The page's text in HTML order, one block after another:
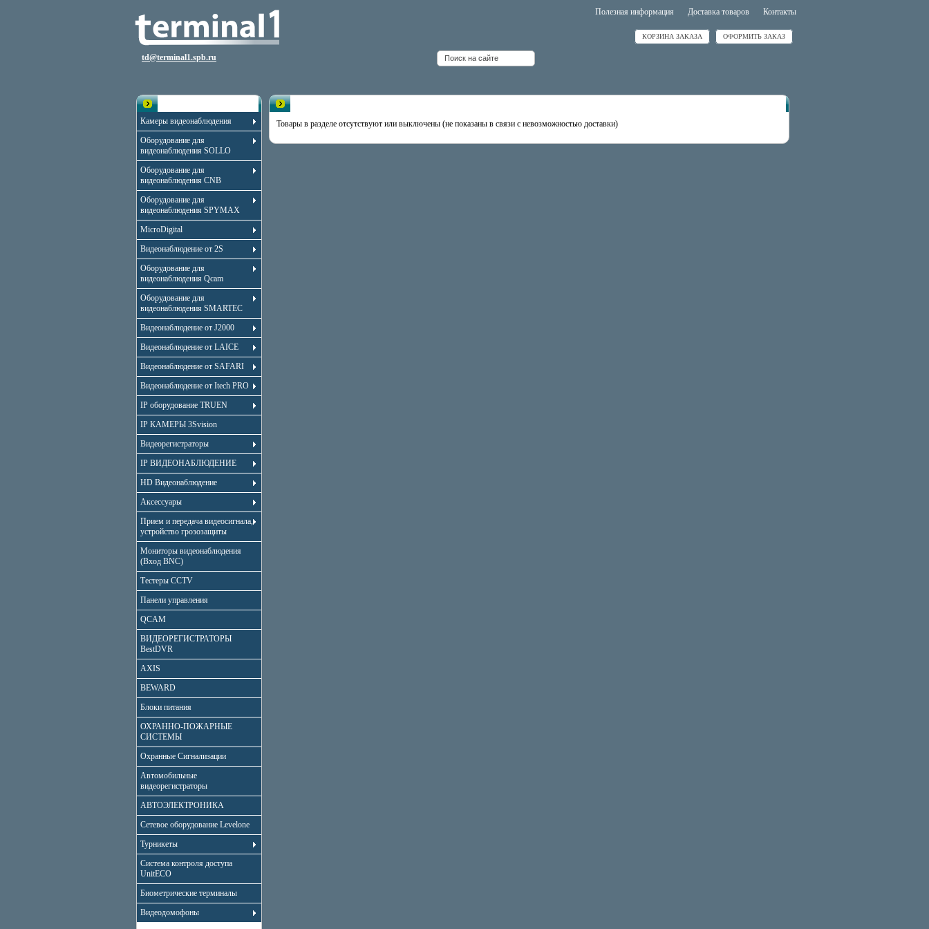
td@terminal1.spb.ru
Полезная информация Доставка товаров Контакты
КОРЗИНА ЗАКАЗА ОФОРМИТЬ ЗАКАЗ
Камеры видеонаблюдения
Оборудование для
видеонаблюдения SOLLO
Оборудование для
видеонаблюдения CNB
Оборудование для
видеонаблюдения SPYMAX
MicroDigital
Видеонаблюдение от 2S
Оборудование для
видеонаблюдения Qcam
Оборудование для
видеонаблюдения SMARTEC
Видеонаблюдение от J2000
Видеонаблюдение от LAICE
Видеонаблюдение от SAFARI
Видеонаблюдение от Itech PRO
IP оборудование TRUEN
IP КАМЕРЫ 3Svision
Видеорегистраторы
IP ВИДЕОНАБЛЮДЕНИЕ
HD Видеонаблюдение
Аксессуары
Прием и передача видеосигнала,
устройство грозозащиты
Мониторы видеонаблюдения
(Вход BNC)
Тестеры CCTV
Панели управления
QCAM
ВИДЕОРЕГИСТРАТОРЫ
BestDVR
AXIS
BEWARD
Блоки питания
ОХРАННО-ПОЖАРНЫЕ
СИСТЕМЫ
Охранные Сигнализации
Автомобильные
видеорегистраторы
АВТОЭЛЕКТРОНИКА
Сетевое оборудование Levelone
Турникеты
Система контроля доступа
UnitECO
Биометрические терминалы
Видеодомофоны
Товары в разделе отсутствуют или выключены (не показаны в связи с невозможностью доставки)